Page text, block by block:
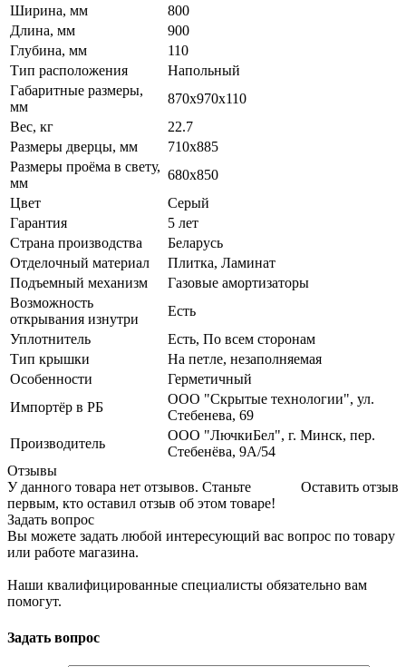
Ширина, мм
800
Длина, мм
900
Глубина, мм
110
Тип расположения
Напольный
Габаритные размеры,
мм
870х970х110
Вес, кг
22.7
Размеры дверцы, мм
710х885
Размеры проёма в свету,
мм
680х850
Цвет
Серый
Гарантия
5 лет
Страна производства
Беларусь
Отделочный материал
Плитка, Ламинат
Подъемный механизм
Газовые амортизаторы
Возможность
открывания изнутри
Есть
Уплотнитель
Есть, По всем сторонам
Тип крышки
На петле, незаполняемая
Особенности
Герметичный
Импортёр в РБ
ООО "Скрытые технологии", ул.
Стебенева, 69
Производитель
ООО "ЛючкиБел", г. Минск, пер.
Стебенёва, 9А/54
Отзывы
Оставить отзыв
У данного товара нет отзывов. Станьте
первым, кто оставил отзыв об этом товаре!
Задать вопрос
Вы можете задать любой интересующий вас вопрос по товару
или работе магазина.
Наши квалифицированные специалисты обязательно вам
помогут.
Задать вопрос